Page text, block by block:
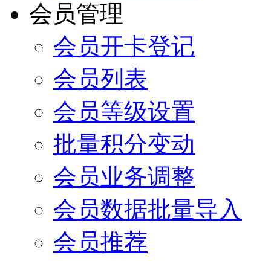
会员管理
会员开卡登记
会员列表
会员等级设置
批量积分变动
会员业务调整
会员数据批量导入
会员推荐